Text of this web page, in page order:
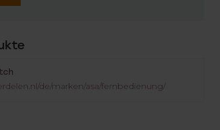
de/marken/asa/fernbedienung/